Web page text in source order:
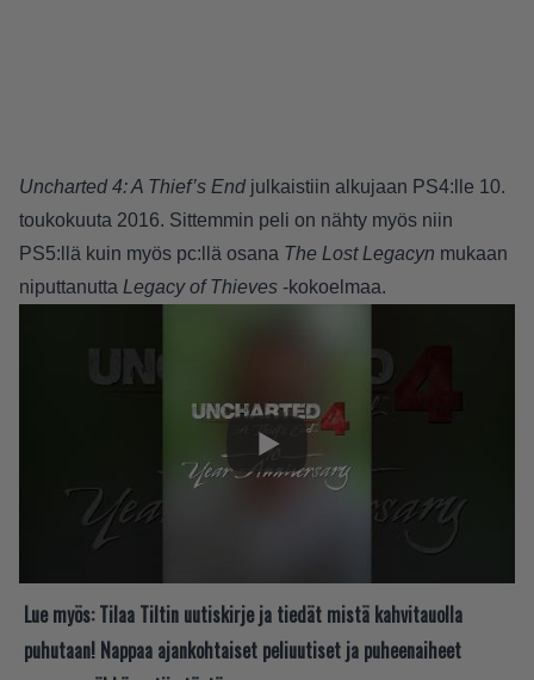
Uncharted 4: A Thief’s End julkaistiin alkujaan PS4:lle 10.
toukokuuta 2016. Sittemmin peli on nähty myös niin
PS5:llä kuin myös pc:llä osana The Lost Legacyn mukaan
niputtanutta Legacy of Thieves -kokoelmaa.
Lue myös: Tilaa Tiltin uutiskirje ja tiedät mistä kahvitauolla
puhutaan! Nappaa ajankohtaiset peliuutiset ja puheenaiheet